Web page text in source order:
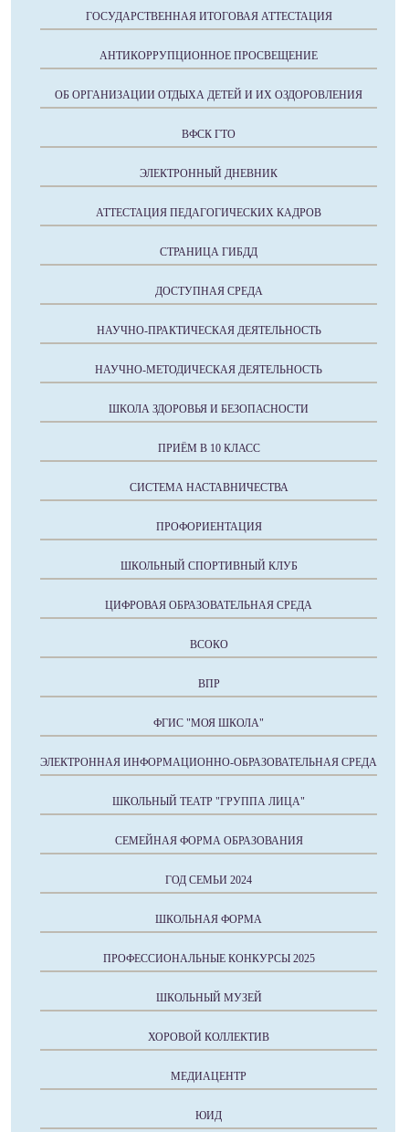
ГОСУДАРСТВЕННАЯ ИТОГОВАЯ АТТЕСТАЦИЯ
АНТИКОРРУПЦИОННОЕ ПРОСВЕЩЕНИЕ
ОБ ОРГАНИЗАЦИИ ОТДЫХА ДЕТЕЙ И ИХ ОЗДОРОВЛЕНИЯ
ВФСК ГТО
ЭЛЕКТРОННЫЙ ДНЕВНИК
АТТЕСТАЦИЯ ПЕДАГОГИЧЕСКИХ КАДРОВ
СТРАНИЦА ГИБДД
ДОСТУПНАЯ СРЕДА
НАУЧНО-ПРАКТИЧЕСКАЯ ДЕЯТЕЛЬНОСТЬ
НАУЧНО-МЕТОДИЧЕСКАЯ ДЕЯТЕЛЬНОСТЬ
ШКОЛА ЗДОРОВЬЯ И БЕЗОПАСНОСТИ
ПРИЁМ В 10 КЛАСС
СИСТЕМА НАСТАВНИЧЕСТВА
ПРОФОРИЕНТАЦИЯ
ШКОЛЬНЫЙ СПОРТИВНЫЙ КЛУБ
ЦИФРОВАЯ ОБРАЗОВАТЕЛЬНАЯ СРЕДА
ВСОКО
ВПР
ФГИС "МОЯ ШКОЛА"
ЭЛЕКТРОННАЯ ИНФОРМАЦИОННО-ОБРАЗОВАТЕЛЬНАЯ СРЕДА
ШКОЛЬНЫЙ ТЕАТР "ГРУППА ЛИЦА"
СЕМЕЙНАЯ ФОРМА ОБРАЗОВАНИЯ
ГОД СЕМЬИ 2024
ШКОЛЬНАЯ ФОРМА
ПРОФЕССИОНАЛЬНЫЕ КОНКУРСЫ 2025
ШКОЛЬНЫЙ МУЗЕЙ
ХОРОВОЙ КОЛЛЕКТИВ
МЕДИАЦЕНТР
ЮИД